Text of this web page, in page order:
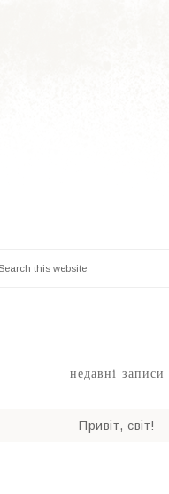
недавні записи
Привіт, світ!